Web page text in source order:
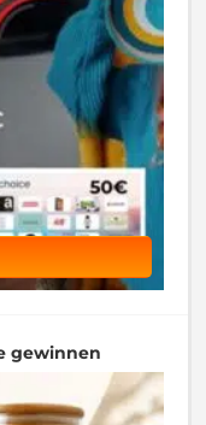
gewinnen